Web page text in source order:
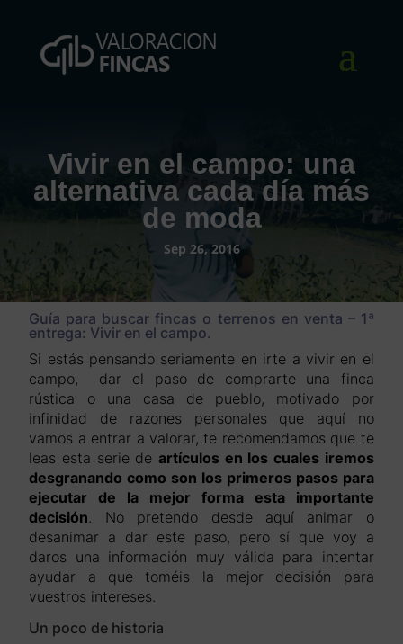
Vivir en el campo: una
alternativa cada día más
de moda
Sep 26, 2016
Guía para buscar fincas o terrenos en venta – 1ª
entrega: Vivir en el campo.
Si estás pensando seriamente en irte a vivir en el
campo, dar el paso de comprarte una finca
rústica o una casa de pueblo, motivado por
infinidad de razones personales que aquí no
vamos a entrar a valorar, te recomendamos que te
leas esta serie de artículos en los cuales iremos
desgranando como son los primeros pasos para
ejecutar de la mejor forma esta importante
decisión. No pretendo desde aquí animar o
desanimar a dar este paso, pero sí que voy a
daros una información muy válida para intentar
ayudar a que toméis la mejor decisión para
vuestros intereses.
Un poco de historia